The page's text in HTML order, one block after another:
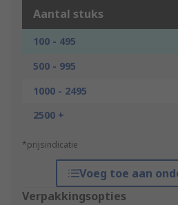
Aantal stuks
100 - 495
500 - 995
1000 - 2495
2500 +
*prijsindicatie
Voeg toe aan
Verpakkingsopties